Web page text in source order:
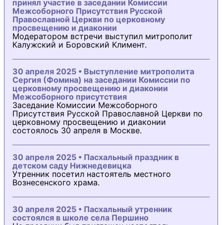
принял участие в заседании Комиссии
Межсоборного Присутствия Русской
Православной Церкви по церковному
просвещению и диаконии
Модератором встречи выступил митрополит
Калужский и Боровский Климент.
30 апреля 2025 • Выступление митрополита
Сергия (Фомина) на заседании Комиссии по
церковному просвещению и диаконии
Межсоборного присутствия
Заседание Комиссии Межсоборного
Присутствия Русской Православной Церкви по
церковному просвещению и диаконии
состоялось 30 апреля в Москве.
30 апреля 2025 • Пасхальный праздник в
детском саду Нижнедевицка
Утренник посетил настоятель местного
Вознесенского храма.
30 апреля 2025 • Пасхальный утренник
состоялся в школе села Першино